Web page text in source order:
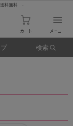
送料無料 -
検索